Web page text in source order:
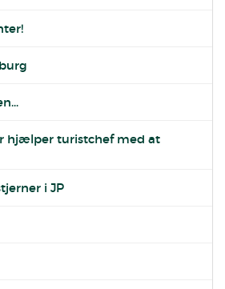
hjælper turistchef med at
i JP